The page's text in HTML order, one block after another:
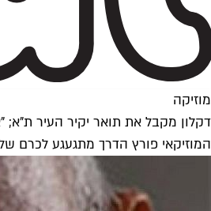
מוזיקה
דקלון מקבל את תואר יקיר העיר
המוזיקאי פורץ הדרך מתגעגע לכרם